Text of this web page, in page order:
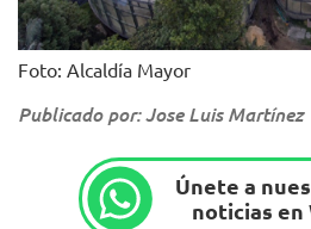
Foto: Alcaldía Mayor
Publicado por: Jose Luis Martínez
Únete a
noticias en